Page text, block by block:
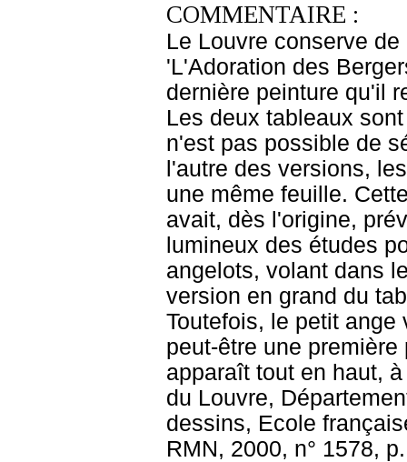
COMMENTAIRE :
Le Louvre conserve
'L'Adoration des
dernière peinture qu'il
Les deux tableaux
n'est pas possible de
l'autre des versions,
une même feuille.
avait, dès l'origine,
lumineux des études
angelots, volant dans
version en grand du
Toutefois, le petit
peut-être une
apparaît tout en haut,
du Louvre,
dessins, Ecole
RMN, 2000, n° 1578,